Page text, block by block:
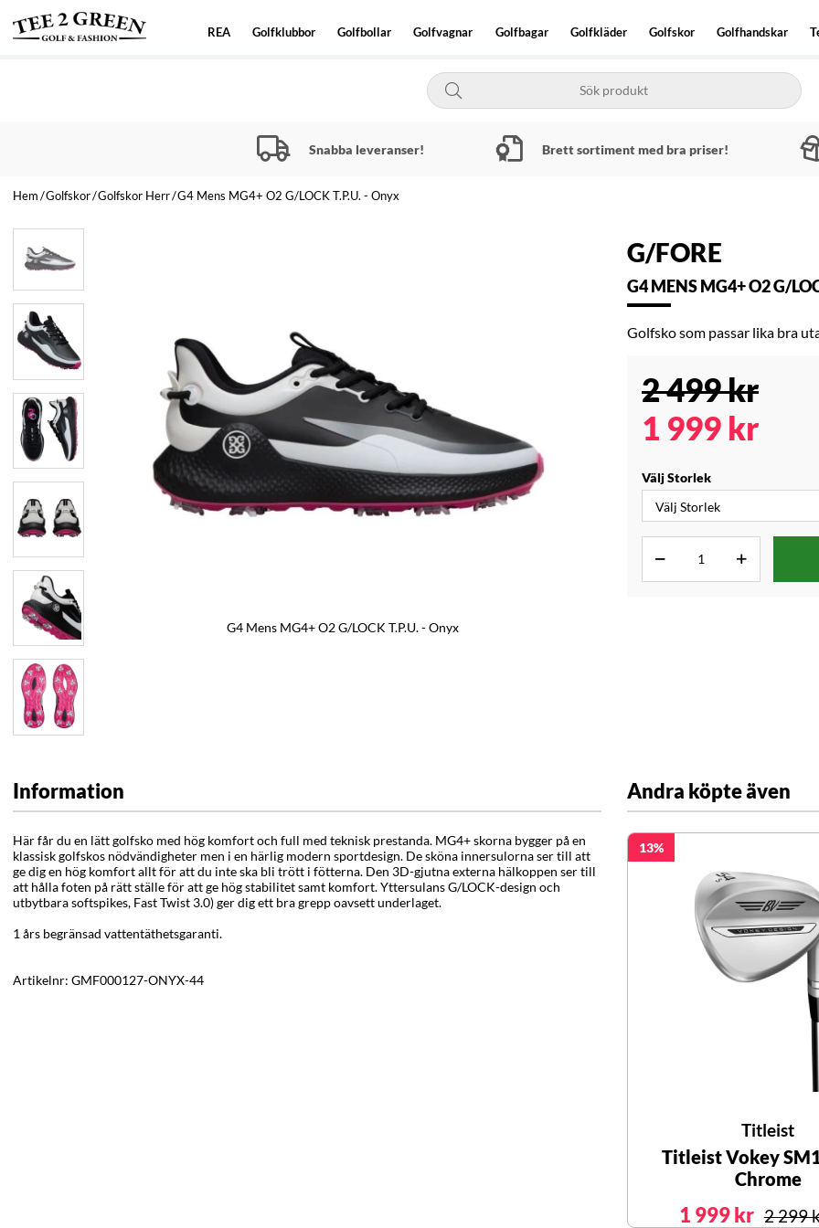
REA Golfklubbor Golfbollar Golfvagnar Golfbagar Golfkläder Golfskor Golfhandskar
Snabba leveranser! Brett sortiment med bra priser!
Hem Golfskor Golfskor Herr G4 Mens MG4+ O2 G/LOCK T.P.U. - Onyx
G4 Mens MG4+ O2 G/LOCK T.P.U. - Onyx
G/FORE
G4 MENS MG4+ O2 G/
Golfsko som passar lika bra
2 499kr
1 999 kr
Välj Storlek
Information
Här får du en lätt golfsko med hög komfort och full med teknisk prestanda. MG4+ skorna bygger på en
klassisk golfskos nödvändigheter men i en härlig modern sportdesign. De sköna innersulorna ser till att
ge dig en hög komfort allt för att du inte ska bli trött i fötterna. Den 3D-gjutna externa hälkoppen ser till
att hålla foten på rätt ställe för att ge hög stabilitet samt komfort. Yttersulans G/LOCK-design och
utbytbara softspikes, Fast Twist 3.0)ger dig ett bra grepp oavsett underlaget.
1 års begränsad vattentäthetsgaranti.
Artikelnr: GMF000127-ONYX-44
Andra köpte även
13
Titleist
Titleist Vokey
Chrome
1 999 kr 2 299